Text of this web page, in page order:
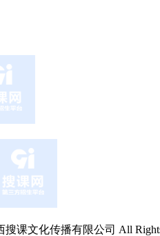
仁和是会计培训的老品牌，不管
来校区了解之后发现确实是这样的
关心我。我是零基础，刚开始听课
。
可以上课的时间很灵活，老师师资
训机构价位差不多，服务很好就坚持
，经常加班，孩子也大了，就想找
上搜索了会计培训，第一家就出
搜课文化传播有限公司 All